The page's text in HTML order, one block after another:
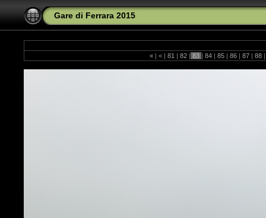
Gare di Ferrara 2015
« | < | 81 | 82 | 83 | 84 | 85 | 86 | 87 | 88 |